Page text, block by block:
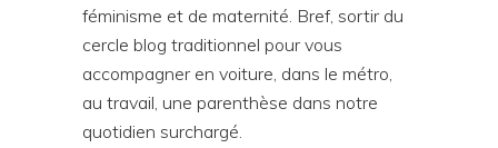
féminisme et de maternité. Bref, sortir du
cercle blog traditionnel pour vous
accompagner en voiture, dans le métro,
au travail, une parenthèse dans notre
quotidien surchargé.